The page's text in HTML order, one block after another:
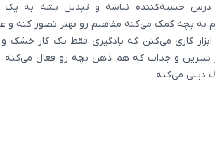
درس خسته‌کننده نباشه و تبدیل بشه به یک
به بچه کمک می‌کنه مفاهیم رو بهتر تصور کنه و
ابزار کاری می‌کنن که یادگیری فقط یک کار خشک
شیرین و جذاب که هم ذهن بچه رو فعال
دینی می‌کنه.